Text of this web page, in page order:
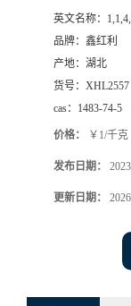
英文名称：
品牌： 鑫红利
产地： 湖北
货号： XHL2557
cas： 1483-74-5
价格： ￥1/千克
发布日期：
更新日期：